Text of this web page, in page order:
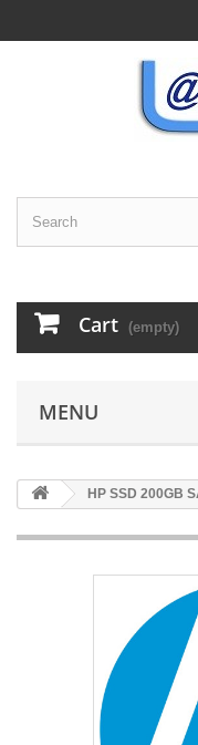
Cart (empty)
MENU
HP SSD 200GB